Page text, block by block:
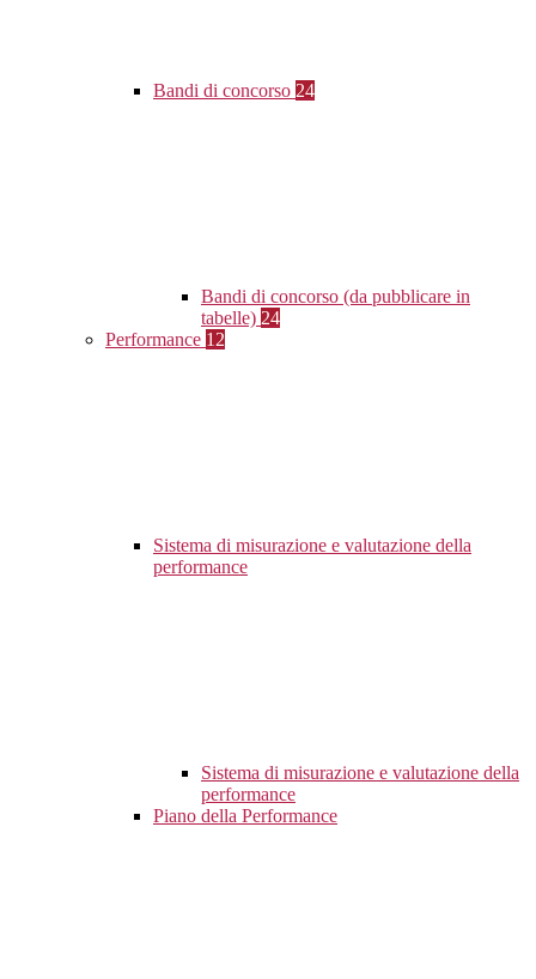
Bandi di concorso 24
Bandi di concorso (da pubblicare in
tabelle) 24
Performance 12
Sistema di misurazione e valutazione della
performance
Sistema di misurazione e valutazione della
performance
Piano della Performance